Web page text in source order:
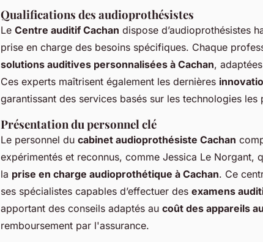
Qualifications des audioprothésistes
Le Centre auditif Cachan dispose d’audioprothésistes
prise en charge des besoins spécifiques. Chaque
solutions auditives personnalisées à Cachan,
Ces experts maîtrisent également les dernières
garantissant des services basés sur les technologies les
Présentation du personnel clé
Le personnel du cabinet audioprothésiste Cachan
expérimentés et reconnus, comme Jessica Le Norgant,
la prise en charge audioprothétique à Cachan. Ce
ses spécialistes capables d’effectuer des examens
apportant des conseils adaptés au coût des appareils
remboursement par l'assurance.